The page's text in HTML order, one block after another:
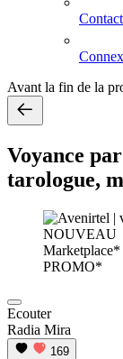
Contact
Avant la fin de la
Voyance
tarologue,
NOUVEAU
Marketplace*
PROMO*
Ecouter
Radia Mira
169